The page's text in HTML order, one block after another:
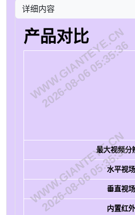
详细内容
产品对比
最大视频分
水平视场
垂直视场
内置红外
WWW.GIANTEYE.CN
2026-08-06 05:35:36
WWW.GIANTEYE.CN
2026-08-06 05:35:36